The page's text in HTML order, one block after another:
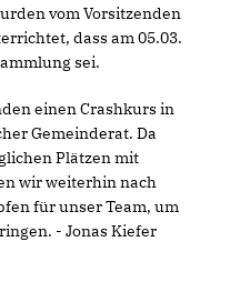
vom Vorsitzenden
dass am 05.03.
sei.
einen Crashkurs in
Gemeinderat. Da
Plätzen mit
wir weiterhin nach
für unser Team, um
- Jonas Kiefer